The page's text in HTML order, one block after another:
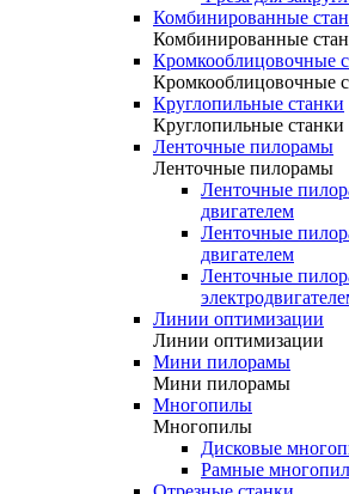
Комбинированные
Комбинированные
Кромкооблицовочные
Кромкооблицовочные
Круглопильные станки
Круглопильные станки
Ленточные пилорамы
Ленточные пилорамы
Ленточные
двигателем
Ленточные
двигателем
Ленточные
Линии оптимизации
Линии оптимизации
Мини пилорамы
Мини пилорамы
Многопилы
Многопилы
Дисковые
Рамные